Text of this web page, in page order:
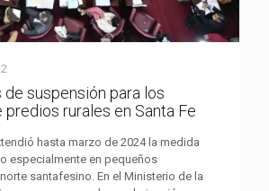
de suspensión para los
predios rurales en Santa Fe
hasta marzo de 2024 la medida
especialmente en pequeños
santafesino. En el Ministerio de la